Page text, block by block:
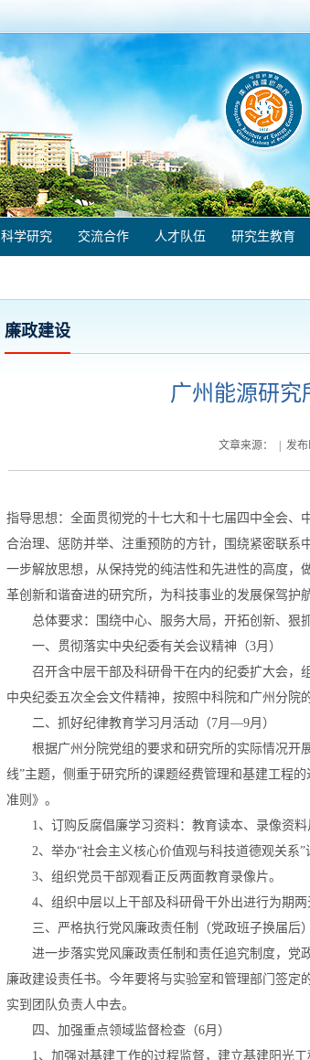
科学研究 交流合作 人才队伍 研究生教育
廉政建设
广州能源研究
文章来源： | 发布
指导思想：全面贯彻党的十七大和十七届四中全会
合治理、惩防并举、注重预防的方针，围绕紧密联
一步解放思想，从保持党的纯洁性和先进性的高度
革创新和谐奋进的研究所，为科技事业的发展保驾护航
总体要求：围绕中心、服务大局，开拓创新、狠
一、贯彻落实中央纪委有关会议精神（3月）
召开含中层干部及科研骨干在内的纪委扩大会，
中央纪委五次全会文件精神，按照中科院和广州分院
二、抓好纪律教育学习月活动（7月—9月）
根据广州分院党组的要求和研究所的实际情况开展
线”主题，侧重于研究所的课题经费管理和基建工程
准则》。
1、订购反腐倡廉学习资料：教育读本、录像资料
2、举办“社会主义核心价值观与科技道德观关系”
3、组织党员干部观看正反两面教育录像片。
4、组织中层以上干部及科研骨干外出进行为期两
三、严格执行党风廉政责任制（党政班子换届后）
进一步落实党风廉政责任制和责任追究制度，党
廉政建设责任书。今年要将与实验室和管理部门签
实到团队负责人中去。
四、加强重点领域监督检查（6月）
1、加强对基建工作的过程监督，建立基建阳光工